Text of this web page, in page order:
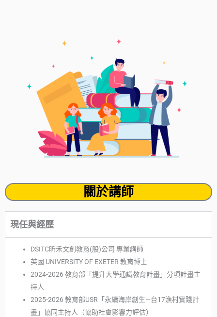
關於講師
現任與經歷
DSITC昕禾文創教育(股)公司 專業講師
英國 UNIVERSITY OF EXETER 教育博士
2024-2026 教育部「提升大學通識教育計畫」分項計畫主
持人
2025-2026 教育部USR「永續海岸創生—台17漁村實踐計
畫」協同主持人（協助社會影響力評估）